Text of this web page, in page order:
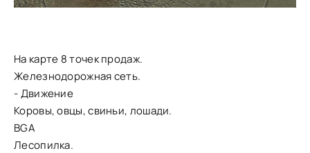
На карте 8 точек продаж.
Железнодорожная сеть.
- Движение
Коровы, овцы, свиньи, лошади.
BGA
Лесопилка.